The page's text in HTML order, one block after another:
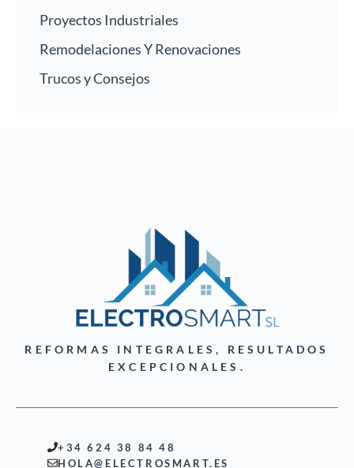
Proyectos Industriales
Remodelaciones Y Renovaciones
Trucos y Consejos
REFORMAS INTEGRALES, RESULTADOS
EXCEPCIONALES.
+34 624 38 84 48
HOLA@ELECTROSMART.ES